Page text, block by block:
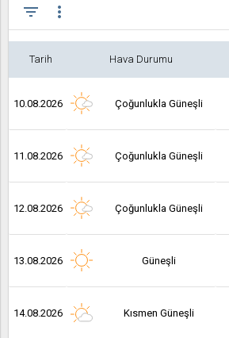
filter_list more_vert
Tarih Hava Durumu
10.08.2026 Çoğunlukla Güneşli
11.08.2026 Çoğunlukla Güneşli
12.08.2026 Çoğunlukla Güneşli
13.08.2026 Güneşli
14.08.2026 Kısmen Güneşli